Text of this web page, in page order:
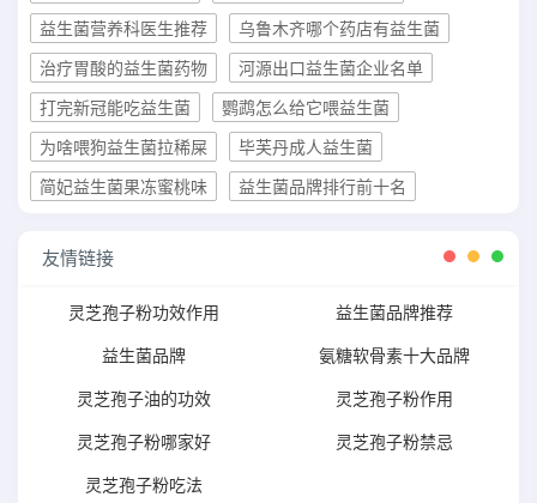
益生菌营养科医生推荐
乌鲁木齐哪个药店有益生菌
治疗胃酸的益生菌药物
河源出口益生菌企业名单
打完新冠能吃益生菌
鹦鹉怎么给它喂益生菌
为啥喂狗益生菌拉稀屎
毕芙丹成人益生菌
简妃益生菌果冻蜜桃味
益生菌品牌排行前十名
友情链接
灵芝孢子粉功效作用 益生菌品牌推荐
益生菌品牌 氨糖软骨素十大品牌
灵芝孢子油的功效 灵芝孢子粉作用
灵芝孢子粉哪家好 灵芝孢子粉禁忌
灵芝孢子粉吃法